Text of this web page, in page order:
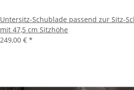
Untersitz-Schublade passend zur Sitz-
mit 47,5 cm Sitzhöhe
249,00 € *